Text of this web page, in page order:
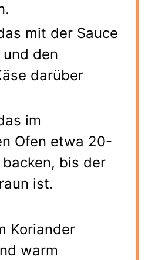
mit der Sauce
den
darüber
im
Ofen etwa 20-
bis der
ist.
Koriander
warm